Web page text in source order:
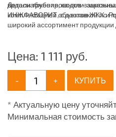
водоснабжения,
комплектацией объектов ЖКХ и
широкий ассортимент
Детали трубопроводов -
ИНЖФАВОРИТ, с доставкой по
Цена: 1 111 руб.
- + КУПИТЬ
* Актуальную цену
Минимальная стоимость